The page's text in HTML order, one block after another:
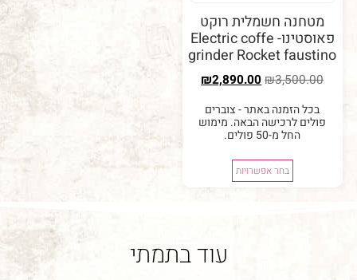
חשמלית רוקט
פאוסטינו- Electric coffe
grinder Rocket
₪
₪2,890.00
הזמנה באתר - צוברים
לרכישה הבאה. מימוש
בחר אפשרויות
עוד בתמתי